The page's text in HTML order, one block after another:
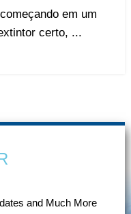
em um
certo, ...
and Much More